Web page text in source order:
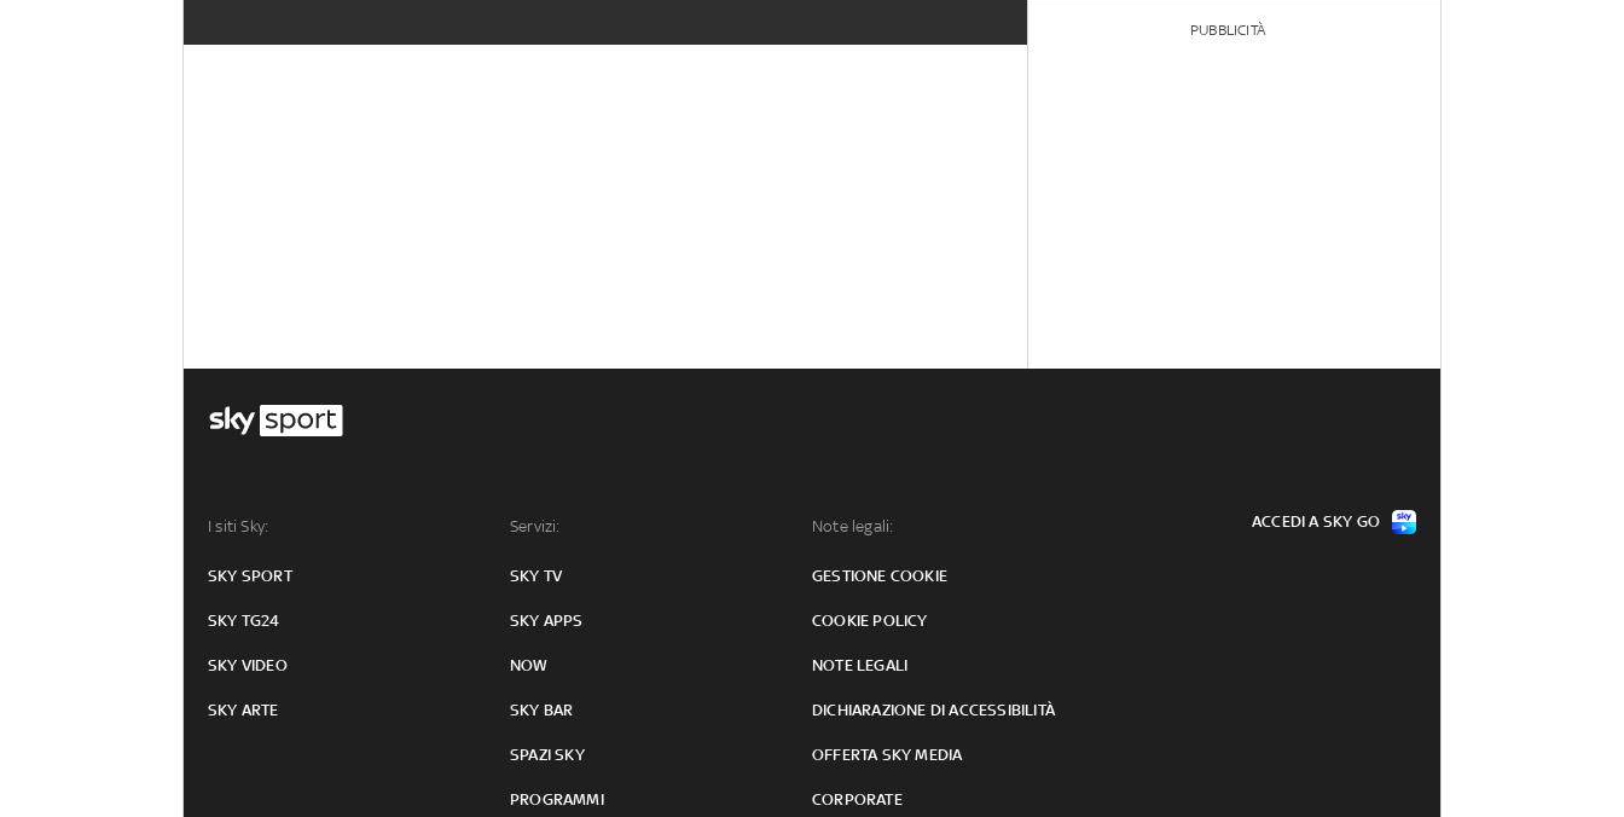
PUBBLICITÀ
I siti Sky:
SKY SPORT
SKY TG24
SKY VIDEO
SKY ARTE
Servizi:
SKY TV
SKY APPS
NOW
SKY BAR
SPAZI SKY
PROGRAMMI
Note legali:
GESTIONE COOKIE
COOKIE POLICY
NOTE LEGALI
DICHIARAZIONE DI ACCESSIBILITÀ
OFFERTA SKY MEDIA
CORPORATE
ACCEDI A SKY GO